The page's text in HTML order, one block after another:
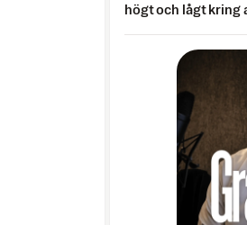
högt och lågt kring